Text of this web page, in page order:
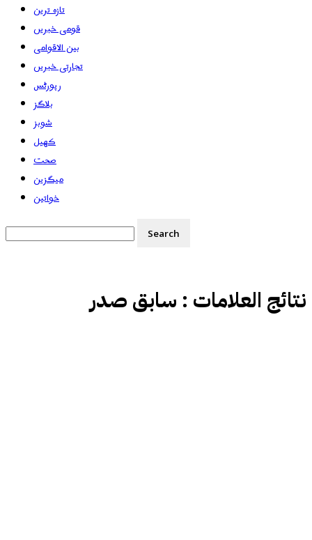
تازہ ترین
قومی خبریں
بین الاقوامی
تجارتی خبریں
رپورٹس
بلاگز
شوبز
کھیل
صحت
میگزین
خواتین
نتائج العلامات : سابق صدر